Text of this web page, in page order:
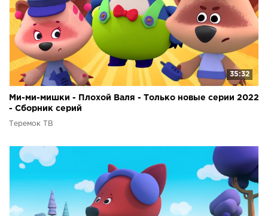
35:32
Ми-ми-мишки - Плохой Валя - Только новые серии 2022
- Сборник серий
Теремок ТВ